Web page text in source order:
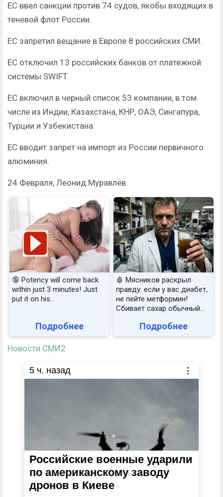
ЕС ввел санкции против 74 судов, якобы входящих в
теневой флот России.
ЕС запретил вещание в Европе 8 российских СМИ.
ЕС отключил 13 российских банков от платежной
системы SWIFT.
ЕС включил в черный список 53 компании, в том
числе из Индии, Казахстана, КНР, ОАЭ, Сингапура,
Турции и Узбекистана.
ЕС вводит запрет на импорт из России первичного
алюминия.
24 Февраля, Леонид Муравлёв
🔞 Potency will come back
within just 3 minutes! Just
put it on his…
Подробнее
🩸 Мясников раскрыл
правду: если у вас диабет,
не пейте метформин!
Сбивает сахар обычный...
Подробнее
Новости СМИ2
5 ч. назад
Российские военные ударили
по американскому заводу
дронов в Киеве